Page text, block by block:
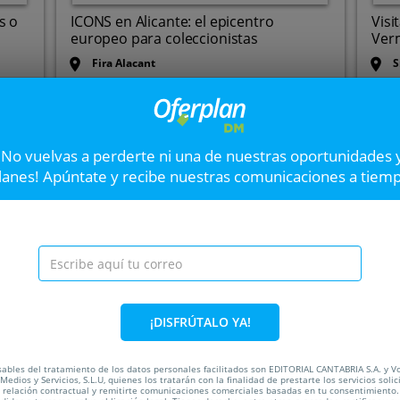
o
ICONS en Alicante: el epicentro
europeo para coleccionistas
Fira Alacant
Carretera N-340, Km 731,
3320. Elche/elx. Alicante
El Monaguillo +
La Plaza
Tendrá lugar el 14 de
Santander.
vuelvas a perderte ni una de nuestras oportunidades
Apúntate y recibe nuestras comunicaciones a
¡DISFRÚTALO YA!
del tratamiento de los datos personales facilitados son EDITORIAL CANTABRIA S.A. y
y Servicios, S.L.U, quienes los tratarán con la finalidad de prestarte los servicios
contractual y remitirte comunicaciones comerciales basadas en tu